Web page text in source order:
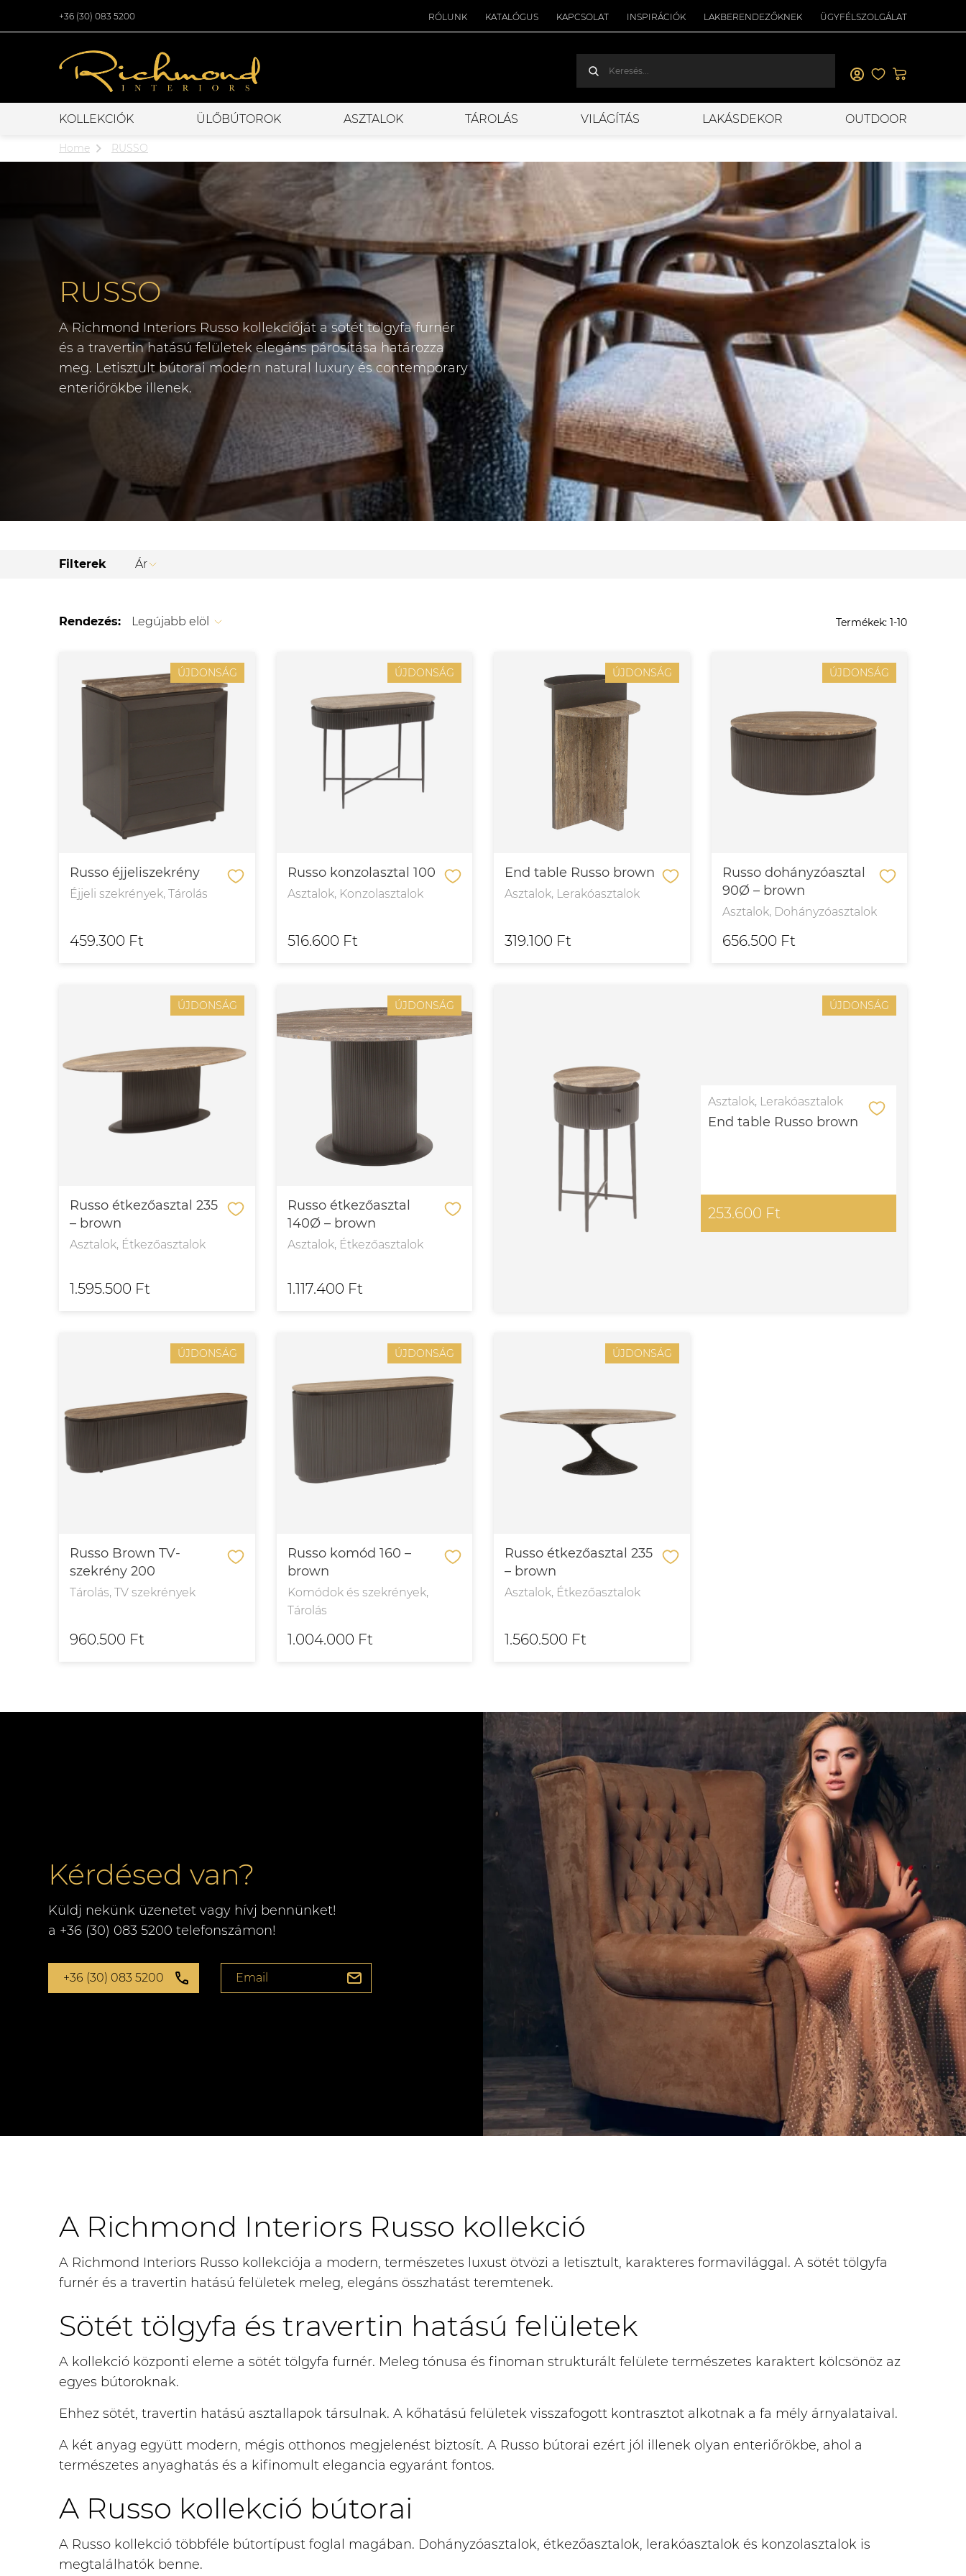
+36 (30) 083 5200 RÓLUNK KATALÓGUS KAPCSOLAT INSPIRÁCIÓK LAKBERENDEZŐKNEK ÜGYFÉLSZOLGÁLAT
KOLLEKCIÓK ÜLŐBÚTOROK ASZTALOK TÁROLÁS VILÁGÍTÁS LAKÁSDEKOR OUTDOOR
Home RUSSO
RUSSO
A Richmond Interiors Russo kollekcióját a sötét tölgyfa furnér
és a travertin hatású felületek elegáns párosítása határozza
meg. Letisztult bútorai modern natural luxury és contemporary
enteriőrökbe illenek.
Filterek Ár
Rendezés: Legújabb elöl Termékek: 1-10
ÚJDONSÁG
Russo éjjeliszekrény
Éjjeli szekrények, Tárolás
459.300 Ft
ÚJDONSÁG
Russo konzolasztal 100
Asztalok, Konzolasztalok
516.600 Ft
ÚJDONSÁG
End table Russo brown
Asztalok, Lerakóasztalok
319.100 Ft
ÚJDONSÁG
Russo dohányzóasztal
90Ø – brown
Asztalok, Dohányzóasztalok
656.500 Ft
ÚJDONSÁG
Russo étkezőasztal 235
– brown
Asztalok, Étkezőasztalok
1.595.500 Ft
ÚJDONSÁG
Russo étkezőasztal
140Ø – brown
Asztalok, Étkezőasztalok
1.117.400 Ft
ÚJDONSÁG
End table Russo brown
Asztalok, Lerakóasztalok
253.600 Ft
ÚJDONSÁG
Russo Brown TV-
szekrény 200
Tárolás, TV szekrények
960.500 Ft
ÚJDONSÁG
Russo komód 160 –
brown
Komódok és szekrények,
Tárolás
1.004.000 Ft
ÚJDONSÁG
Russo étkezőasztal 235
– brown
Asztalok, Étkezőasztalok
1.560.500 Ft
Kérdésed van?
Küldj nekünk üzenetet vagy hívj bennünket!
a +36 (30) 083 5200 telefonszámon!
+36 (30) 083 5200 Email
A Richmond Interiors Russo kollekció
A Richmond Interiors Russo kollekciója a modern, természetes luxust ötvözi a letisztult, karakteres formavilággal. A sötét tölgyfa
furnér és a travertin hatású felületek meleg, elegáns összhatást teremtenek.
Sötét tölgyfa és travertin hatású felületek
A kollekció központi eleme a sötét tölgyfa furnér. Meleg tónusa és finoman strukturált felülete természetes karaktert kölcsönöz az
egyes bútoroknak.
Ehhez sötét, travertin hatású asztallapok társulnak. A kőhatású felületek visszafogott kontrasztot alkotnak a fa mély árnyalataival.
A két anyag együtt modern, mégis otthonos megjelenést biztosít. A Russo bútorai ezért jól illenek olyan enteriőrökbe, ahol a
természetes anyaghatás és a kifinomult elegancia egyaránt fontos.
A Russo kollekció bútorai
A Russo kollekció többféle bútortípust foglal magában. Dohányzóasztalok, étkezőasztalok, lerakóasztalok és konzolasztalok is
megtalálhatók benne.